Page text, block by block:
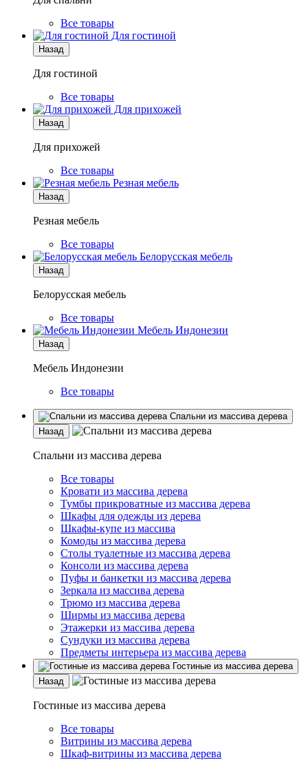
Все товары
Для гостиной
Назад
Для гостиной
Все товары
Для прихожей
Назад
Для прихожей
Все товары
Резная мебель
Назад
Резная мебель
Все товары
Белорусская мебель
Назад
Белорусская мебель
Все товары
Мебель Индонезии
Назад
Мебель Индонезии
Все товары
Спальни из массива дерева
Назад
Спальни из массива дерева
Все товары
Кровати из массива дерева
Тумбы прикроватные из массива дерева
Шкафы для одежды из дерева
Шкафы-купе из массива
Комоды из массива дерева
Столы туалетные из массива дерева
Консоли из массива дерева
Пуфы и банкетки из массива дерева
Зеркала из массива дерева
Трюмо из массива дерева
Ширмы из массива дерева
Этажерки из массива дерева
Сундуки из массива дерева
Предметы интерьера из массива дерева
Гостиные из массива дерева
Назад
Гостиные из массива дерева
Все товары
Витрины из массива дерева
Шкаф-витрины из массива дерева